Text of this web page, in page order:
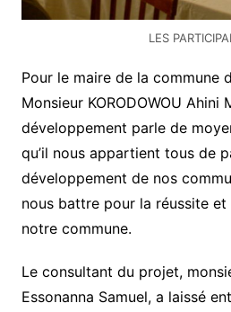
LES
Pour le maire de la commune
Monsieur KORODOWOU Ahini
développement parle de
qu’il nous appartient tous de
développement de nos
nous battre pour la réussite
notre commune.
Le consultant du projet,
Essonanna Samuel, a laissé